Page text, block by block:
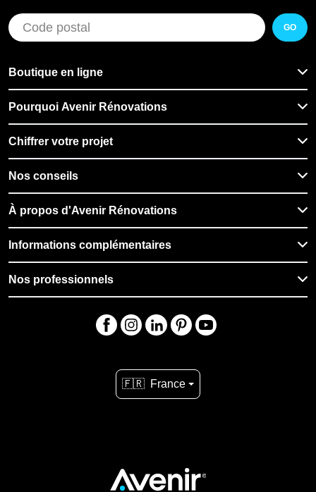
GO
Boutique en ligne
Pourquoi Avenir Rénovations
Chiffrer votre projet
Nos conseils
À propos d'Avenir Rénovations
Informations complémentaires
Nos professionnels
🇫🇷 France